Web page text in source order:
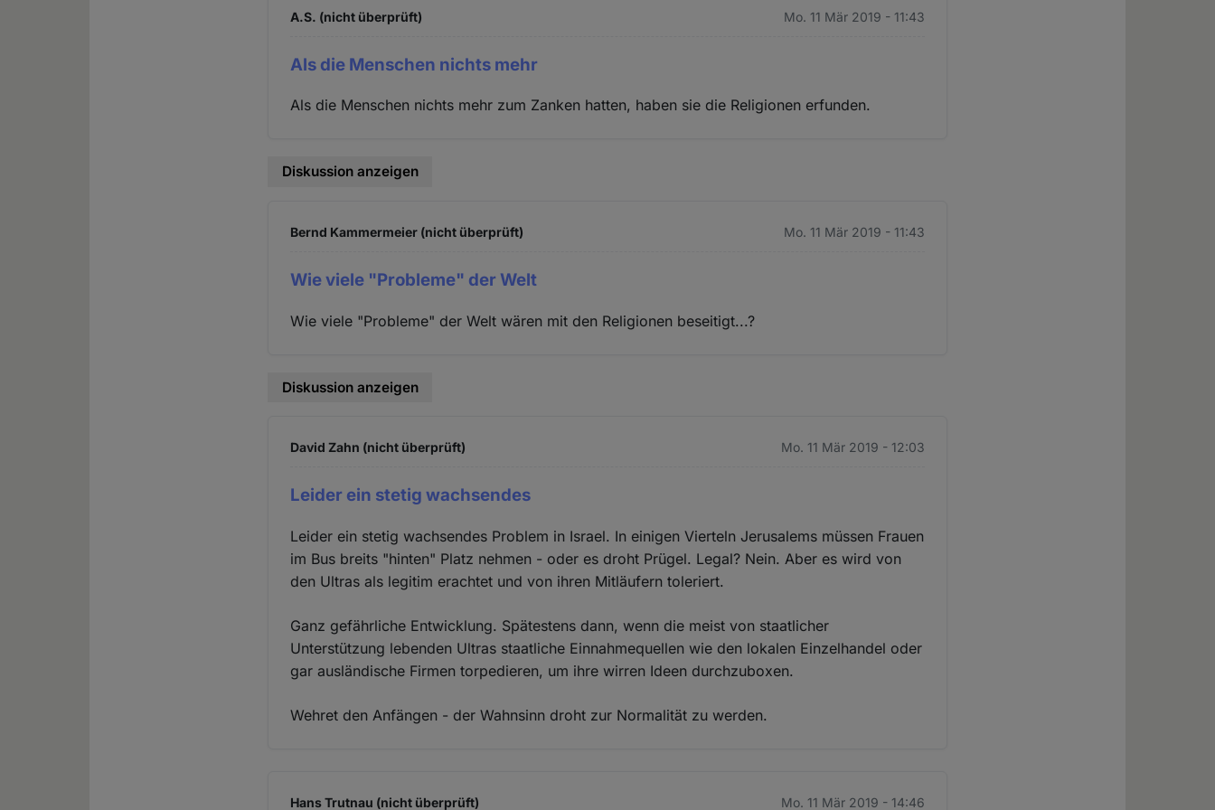
A.S. (nicht überprüft) Mo. 11 Mär 2019 - 11:43
Als die Menschen nichts mehr
Als die Menschen nichts mehr zum Zanken hatten, haben sie die Religionen erfunden.
Diskussion anzeigen
Bernd Kammermeier (nicht überprüft) Mo. 11 Mär 2019 - 11:43
Wie viele "Probleme" der Welt
Wie viele "Probleme" der Welt wären mit den Religionen beseitigt...?
Diskussion anzeigen
David Zahn (nicht überprüft) Mo. 11 Mär 2019 - 12:03
Leider ein stetig wachsendes
Leider ein stetig wachsendes Problem in Israel. In einigen Vierteln Jerusalems müssen Frauen
im Bus breits "hinten" Platz nehmen - oder es droht Prügel. Legal? Nein. Aber es wird von
den Ultras als legitim erachtet und von ihren Mitläufern toleriert.
Ganz gefährliche Entwicklung. Spätestens dann, wenn die meist von staatlicher
Unterstützung lebenden Ultras staatliche Einnahmequellen wie den lokalen Einzelhandel oder
gar ausländische Firmen torpedieren, um ihre wirren Ideen durchzuboxen.
Wehret den Anfängen - der Wahnsinn droht zur Normalität zu werden.
Hans Trutnau (nicht überprüft) Mo. 11 Mär 2019 - 14:46